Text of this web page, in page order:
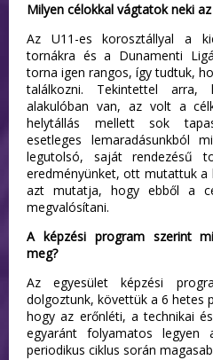
Milyen célokkal vágtatok neki az
Az U11-es korosztállyal a
tornákra és a Dunamenti
torna igen rangos, így tudtuk,
találkozni. Tekintettel
alakulóban van, az volt a
helytállás mellett sok
esetleges lemaradásunkból
legutolsó, saját rendezésű
eredményünket, ott mutattuk a
azt mutatja, hogy ebből a
megvalósítani.
A képzési program szerint
meg?
Az egyesület képzési
dolgoztunk, követtük a 6 hetes
hogy az erőnléti, a technikai
egyaránt folyamatos legyen
periodikus ciklus során